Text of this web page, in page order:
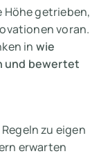
Höhe getrieben,
voran.
in wie
und bewertet
zu eigen
erwarten